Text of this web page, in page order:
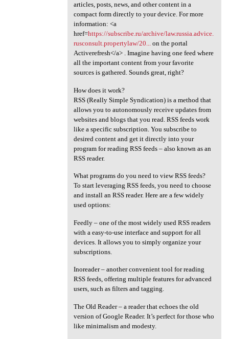
articles, posts, news, and other content in a
compact form directly to your device. For more
information: <a
href=https://subscribe.ru/archive/law.russia.advice.
rusconsult.propertylaw/20...on the portal
Activerefresh</a> . Imagine having one feed where
all the important content from your favorite
sources is gathered. Sounds great, right?
How does it work?
RSS (Really Simple Syndication) is a method that
allows you to autonomously receive updates from
websites and blogs that you read. RSS feeds work
like a specific subscription. You subscribe to
desired content and get it directly into your
program for reading RSS feeds – also known as an
RSS reader.
What programs do you need to view RSS feeds?
To start leveraging RSS feeds, you need to choose
and install an RSS reader. Here are a few widely
used options:
Feedly – one of the most widely used RSS readers
with a easy-to-use interface and support for all
devices. It allows you to simply organize your
subscriptions.
Inoreader – another convenient tool for reading
RSS feeds, offering multiple features for advanced
users, such as filters and tagging.
The Old Reader – a reader that echoes the old
version of Google Reader. It’s perfect for those who
like minimalism and modesty.